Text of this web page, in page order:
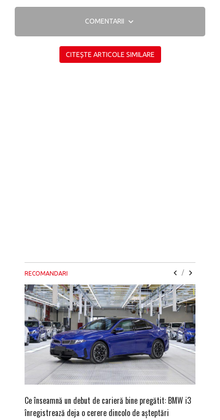
COMENTARII
CITEȘTE ARTICOLE SIMILARE
RECOMANDARI /
Ce înseamnă un debut de carieră bine pregătit: BMW i3
înregistrează deja o cerere dincolo de așteptări